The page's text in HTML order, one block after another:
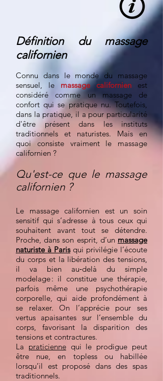
Définition du massage
californien
Connu dans le monde du massage
sensuel, le massage californien
est
considéré comme un massage de
confort qui se pratique nu. Toutefois,
dans la pratique, il a pour particularité
d'être présent dans les instituts
traditionnels et naturistes. Mais en
quoi consiste vraiment le massage
californien ?
Qu'est-ce que le massage
californien ?
Le massage californien est un soin
sensitif qui s’adresse à tous ceux qui
souhaitent avant tout se détendre.
Proche, dans son esprit, d’un massage
naturiste à Parisqui privilégie l’écoute
du corps et la libération des tensions,
il va bien au‑delà du simple
modelage : il constitue une thérapie,
parfois même une psychothérapie
corporelle, qui aide profondément à
se relaxer. On l’apprécie pour ses
vertus apaisantes sur l’ensemble du
corps, favorisant la disparition des
tensions et contractures.
La praticiennequi le prodigue peut
être nue, en topless ou habillée
lorsqu’il est proposé dans des spas
traditionnels.